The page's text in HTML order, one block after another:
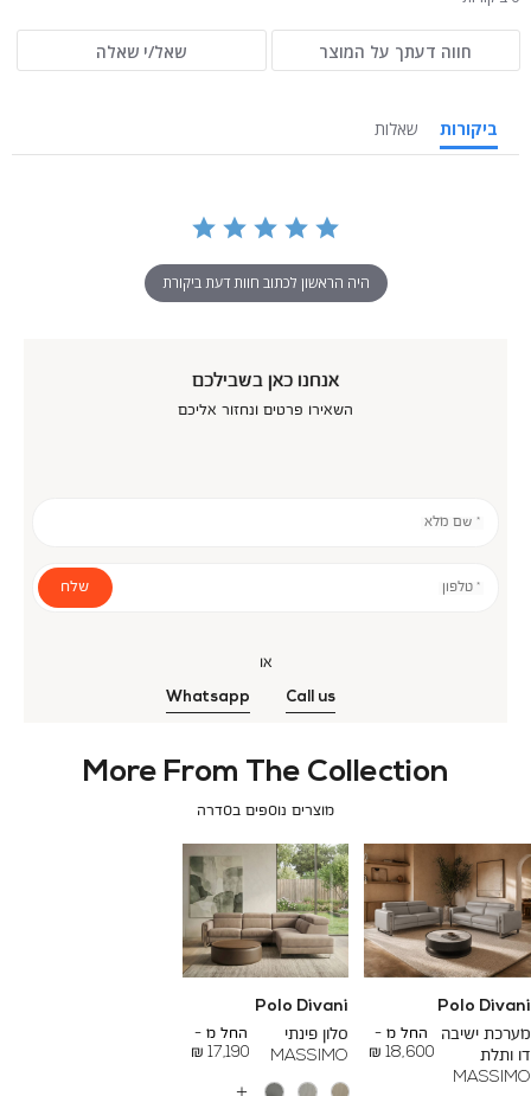
חווה דעתך על המוצר שאל/י שאלה
ביקורות שאלות
היה הראשון לכתוב חוות דעת ביקורת
אנחנו כאן בשבילכם
השאירו פרטים ונחזור אליכם
* שם מלא
* טלפון שלח
או
Call us
Whatsapp
More From The Collection
מוצרים נוספים בסדרה
Polo Divani
מערכת ישיבה
דו ותלת
MASSIMO
החל מ -
18,600 ₪
To
24,000 ₪
Polo Divani
סלון פינתי
MASSIMO
החל מ -
17,190 ₪
To
26,000 ₪